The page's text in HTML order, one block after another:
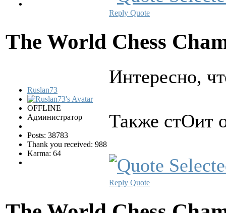
Reply Quote
The World Chess
Ruslan73
OFFLINE
Администратор
Posts: 38783
Thank you received: 988
Karma: 64
Интересно,
Также стОит
Reply Quote